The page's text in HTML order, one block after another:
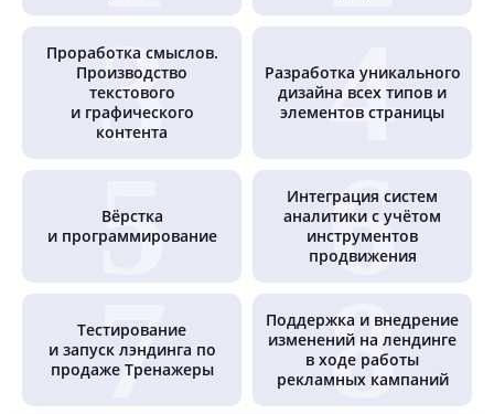
Проработка смыслов.
Производство
текстового
и графического
контента
Разработка уникального
дизайна всех типов и
элементов страницы
Вёрстка
и программирование
Интеграция систем
аналитики с учётом
инструментов
продвижения
Тестирование
и запуск лэндинга по
продаже Тренажеры
Поддержка и внедрение
изменений на лендинге
в ходе работы
рекламных кампаний